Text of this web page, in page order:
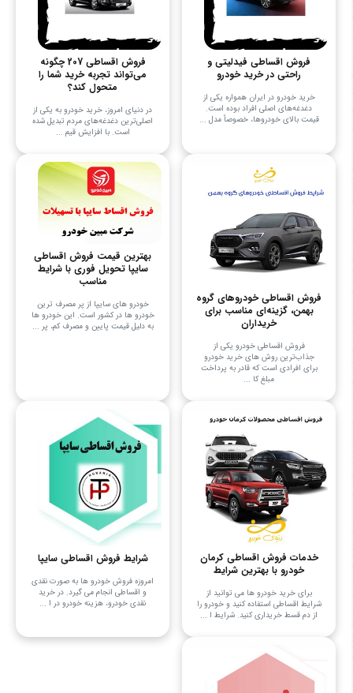
فروش اقساطی فیدلیتی و
راحتی در خرید خودرو
خرید خودرو در ایران همواره یکی از
دغدغه‌های اصلی افراد بوده است.
قیمت بالای خودروها، خصوصاً مدل ...
فروش اقساطی 207 چگونه
می‌تواند تجربه خرید شما را
متحول کند؟
در دنیای امروز، خرید خودرو به یکی از
اصلی‌ترین دغدغه‌های مردم تبدیل شده
است. با افزایش قیم ...
فروش اقساطی خودروهای گروه
بهمن، گزینه‌ای مناسب برای
خریداران
فروش اقساطی خودرو یکی از
جذاب‌ترین روش های خرید خودرو
برای افرادی است که قادر به پرداخت
مبلغ کا ...
بهترین قیمت فروش اقساطی
سایپا تحویل فوری با شرایط
مناسب
خودرو های سایپا از پر مصرف ترین
خودرو ها در کشور است. این خودرو ها
به دلیل قیمت پایین و مصرف کم، پر ...
خدمات فروش اقساطی کرمان
خودرو با بهترین شرایط
برای خرید خودرو ها می توانید از
شرایط اقساطی استفاده کنید و خودرو را
از دم قسط خریداری کنید. شرایط ا ...
شرایط فروش اقساطی سایپا
امروزه فروش خودرو ها به صورت نقدی
و اقساطی انجام می ‌گیرد. در خرید
نقدی خودرو، هزینه خودرو در ا ...